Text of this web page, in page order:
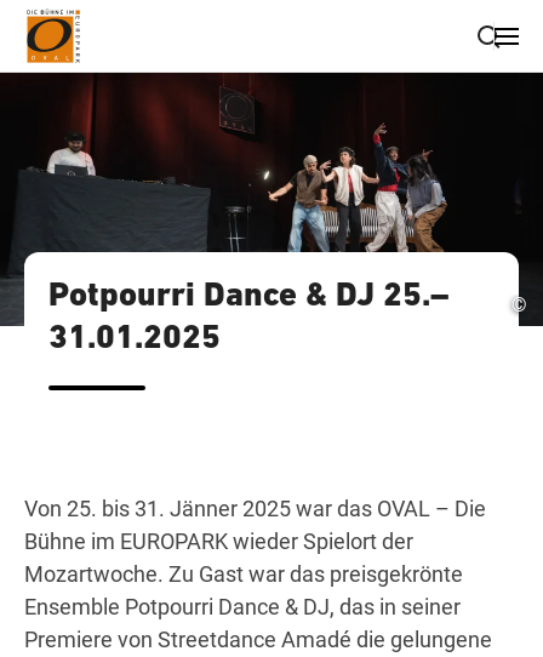
Suche schließen
Wegbeschreibung erhalten
©
Potpourri Dance & DJ 25.–
31.01.2025
Von 25. bis 31. Jänner 2025 war das OVAL – Die
Bühne im EUROPARK wieder Spielort der
Mozartwoche. Zu Gast war das preisgekrönte
Ensemble Potpourri Dance & DJ, das in seiner
Premiere von Streetdance Amadé die gelungene